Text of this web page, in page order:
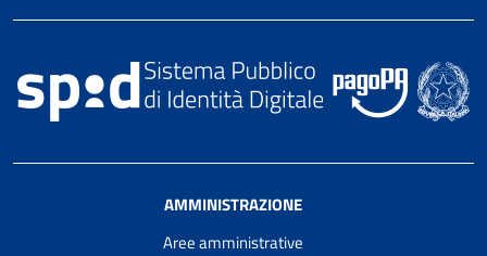
AMMINISTRAZIONE
Aree amministrative